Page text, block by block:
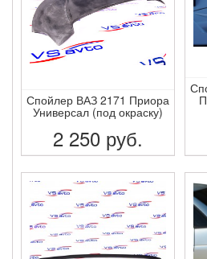
Спойлер ВАЗ 2171 Приора
Универсал (под окраску)
2 250 руб.
ПОДРОБНЕЕ